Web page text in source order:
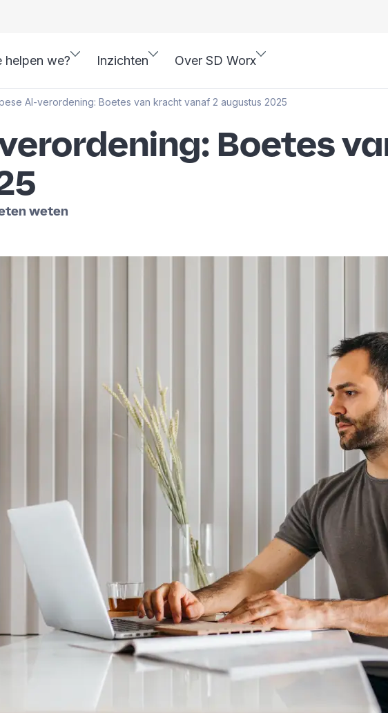
helpen we? Inzichten Over SD Worx
AI-verordening: Boetes van kracht vanaf 2 augustus 2025
Boetes
weten